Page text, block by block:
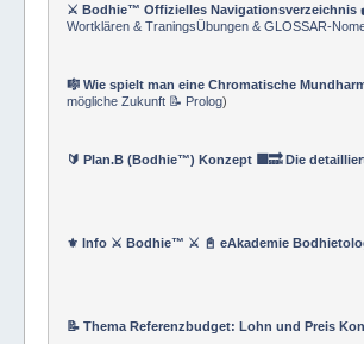
⚔️ Bodhie™ Offizielles Navigationsverzeichnis
Wortklären & TraningsÜbungen & GLOSSAR-
🎼 Wie spielt man eine Chromatische
mögliche Zukunft 📝 Prolog)
🔰 Plan.B (Bodhie™) Konzept 🟪🔜 Die
⚜ Info ⚔ Bodhie™ ⚔ 📓 eAkademie
📝 Thema Referenzbudget: Lohn und Preis